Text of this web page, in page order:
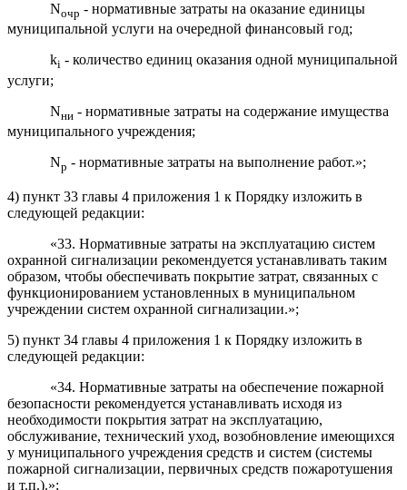
Nочр - нормативные затраты на оказание единицы
муниципальной услуги на очередной финансовый год;
ki - количество единиц оказания одной муниципальной
услуги;
Nни- нормативные затраты на содержание имущества
муниципального учреждения;
Nр - нормативные затраты на выполнение работ.»;
4) пункт 33 главы 4 приложения 1 к Порядку изложить в
следующей редакции:
«33. Нормативные затраты на эксплуатацию систем
охранной сигнализации рекомендуется устанавливать таким
образом, чтобы обеспечивать покрытие затрат, связанных с
функционированием установленных в муниципальном
учреждении систем охранной сигнализации.»;
5) пункт 34 главы 4 приложения 1 к Порядку изложить в
следующей редакции:
«34. Нормативные затраты на обеспечение пожарной
безопасности рекомендуется устанавливать исходя из
необходимости покрытия затрат на эксплуатацию,
обслуживание, технический уход, возобновление имеющихся
у муниципального учреждения средств и систем (системы
пожарной сигнализации, первичных средств пожаротушения
и т.п.).»;